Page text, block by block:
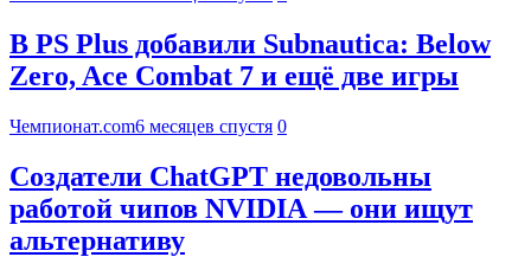
В PS Plus добавили Subnautica: Below
Zero, Ace Combat 7 и ещё две игры
Чемпионат.com6 месяцев спустя 0
Создатели ChatGPT недовольны
работой чипов NVIDIA — они ищут
альтернативу